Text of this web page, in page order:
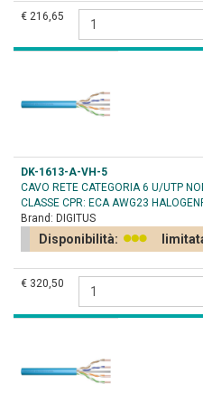
€ 216,65
DK-1613-A-VH-5
CAVO RETE CATEGORIA 6 U/UTP
CLASSE CPR: ECA AWG23
Brand: DIGITUS
Disponibilità:
€ 320,50